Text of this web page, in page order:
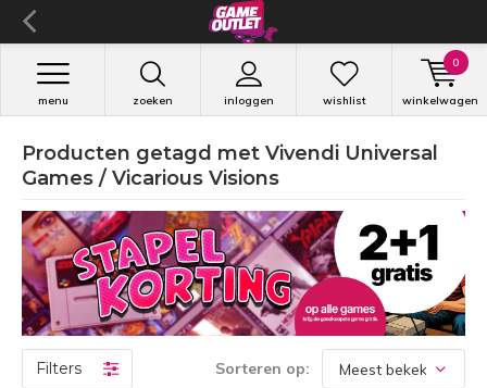
zoeken inloggen
menu wishlist winkelwagen
0
Producten getagd met Vivendi Universal
Games / Vicarious Visions
Filters Sorteren op: